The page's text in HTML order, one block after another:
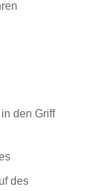
den Griff
des